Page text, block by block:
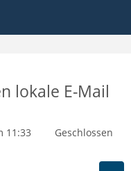
lokale E-Mail
11:33
Geschlossen